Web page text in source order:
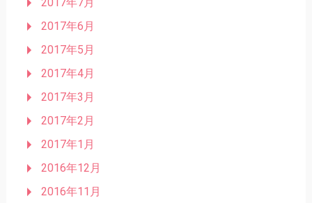
2017年6月
2017年5月
2017年4月
2017年3月
2017年2月
2017年1月
2016年12月
2016年11月